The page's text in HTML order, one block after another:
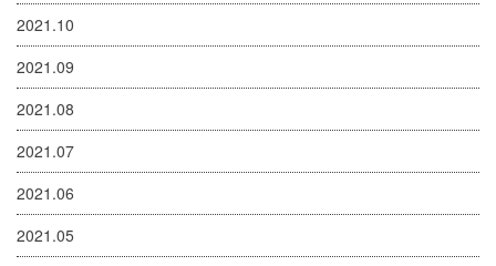
2021.10
2021.09
2021.08
2021.07
2021.06
2021.05